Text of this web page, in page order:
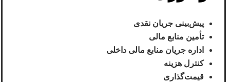
پیش‌بینی جریان نقدی
تأمین منابع مالی
اداره جریان منابع مالی داخلی
کنترل هزینه
قیمت‌گذاری